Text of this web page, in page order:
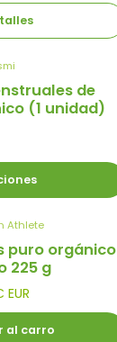
de
(1 unidad)
Athlete
puro orgánico
225 g
EUR
al carro